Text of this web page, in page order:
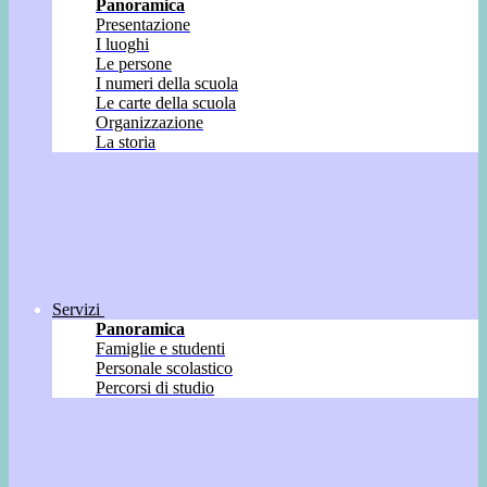
Panoramica
Presentazione
I luoghi
Le persone
I numeri della scuola
Le carte della scuola
Organizzazione
La storia
Servizi
Panoramica
Famiglie e studenti
Personale scolastico
Percorsi di studio